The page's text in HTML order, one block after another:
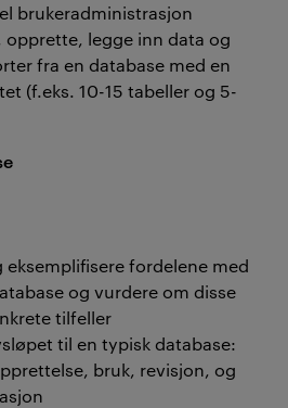
brukeradministrasjon
opprette, legge inn data og
fra en database med en
(f.eks. 10-15 tabeller og 5-
eksemplifisere fordelene med
og vurdere om disse
tilfeller
til en typisk database:
bruk, revisjon, og